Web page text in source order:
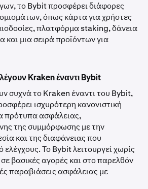
το Bybit προσφέρει διάφορες
όπως κάρτα για χρήστες
πλατφόρμα staking, δάνεια
και μια σειρά προϊόντων για
Kraken έναντι Bybit
συχνά το Kraken έναντι του Bybit,
ισχυρότερη κανονιστική
πρότυπα ασφάλειας,
της συμμόρφωσης με την
και της διαφάνειας που
ελέγχους. Το Bybit λειτουργεί χωρίς
σε βασικές αγορές και στο παρελθόν
παραβιάσεις ασφάλειας με